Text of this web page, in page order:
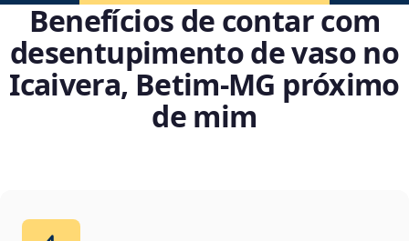
Benefícios de contar com
desentupimento de vaso no
Icaivera, Betim‑MG próximo
de mim